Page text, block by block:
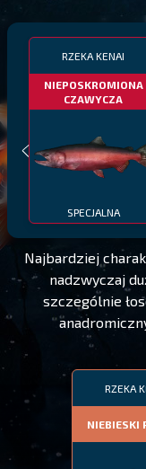
RZEKA KENAI
NIEPOSKROMIONA
CZAWYCZA
SPECJALNA
Najbardziej
nadzwyczaj
szczególnie
RZEKA
NIEBIESKI